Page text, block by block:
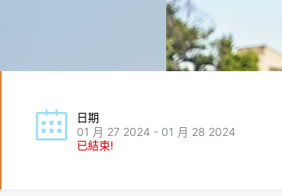
日期
01 月 27 2024 - 01 月 28 2024
已結束!